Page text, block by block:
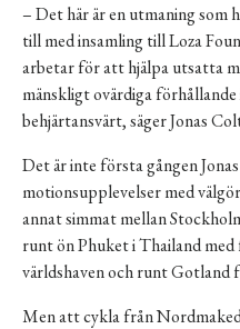
– Det här är en utmaning
till med insamling till Loza
arbetar för att hjälpa utsatta
mänskligt ovärdiga
behjärtansvärt, säger Jonas
Det är inte första gången
motionsupplevelser med
annat simmat mellan
runt ön Phuket i Thailand
världshaven och runt Gotland
Men att cykla från